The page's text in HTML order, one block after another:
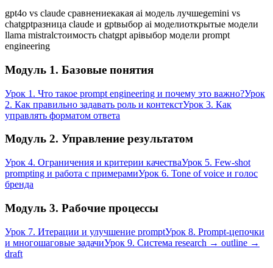
gpt4o vs claude сравнениекакая ai модель лучшеgemini vs
chatgptразница claude и gptвыбор ai моделиоткрытые модели
llama mistralстоимость chatgpt apiвыбор модели prompt
engineering
Модуль 1. Базовые понятия
Урок 1. Что такое prompt engineering и почему это важно?Урок
2. Как правильно задавать роль и контекстУрок 3. Как
управлять форматом ответа
Модуль 2. Управление результатом
Урок 4. Ограничения и критерии качестваУрок 5. Few-shot
prompting и работа с примерамиУрок 6. Tone of voice и голос
бренда
Модуль 3. Рабочие процессы
Урок 7. Итерации и улучшение promptУрок 8. Prompt-цепочки
и многошаговые задачиУрок 9. Система research → outline →
draft